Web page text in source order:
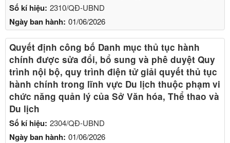
Số kí hiệu: 2310/QĐ-UBND
Ngày ban hành: 01/06/2026
Số kí hiệu: 2304/QĐ-UBND
Ngày ban hành: 01/06/2026
Quyết định công bố Danh mục thủ tục hành
chính được sửa đổi, bổ sung và phê duyệt Quy
trình nội bộ, quy trình điện tử giải quyết thủ tục
hành chính trong lĩnh vực Du lịch thuộc phạm vi
chức năng quản lý của Sở Văn hóa, Thể thao và
Du lịch